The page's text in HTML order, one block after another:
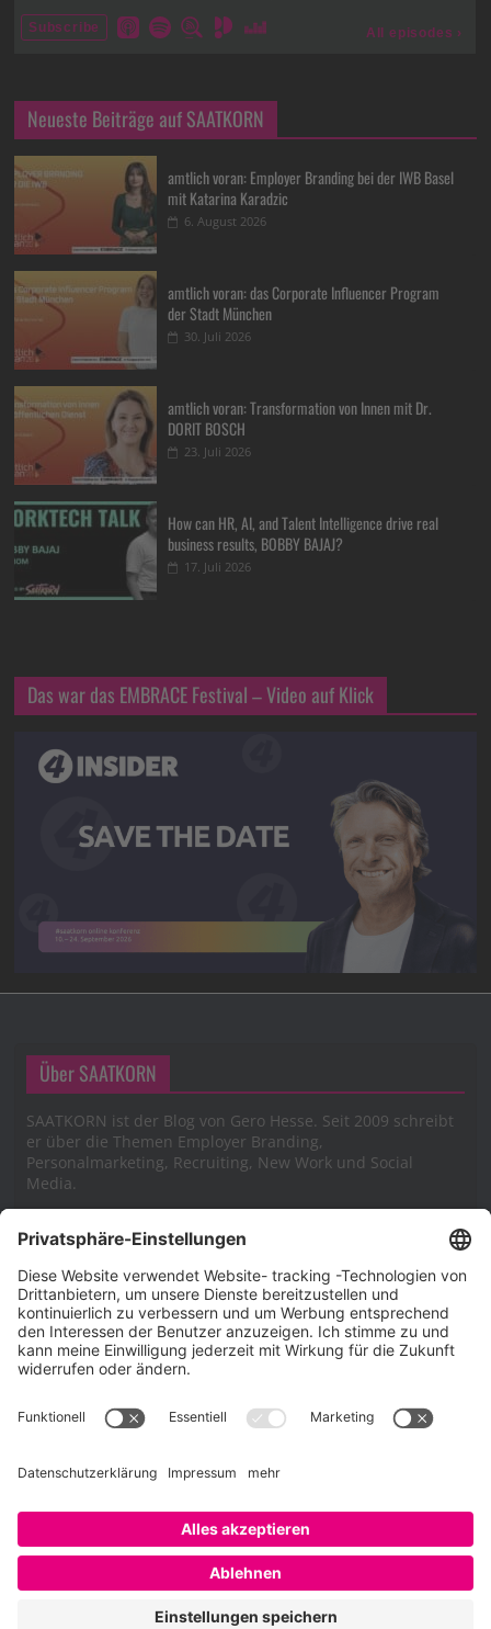
Neueste Beiträge auf SAATKORN
amtlich voran: Employer Branding bei der IWB Basel
mit Katarina Karadzic
6. August 2026
amtlich voran: das Corporate Influencer Program
der Stadt München
30. Juli 2026
amtlich voran: Transformation von Innen mit Dr.
DORIT BOSCH
23. Juli 2026
How can HR, AI, and Talent Intelligence drive real
business results, BOBBY BAJAJ?
17. Juli 2026
Das war das EMBRACE Festival – Video auf Klick
Über SAATKORN
SAATKORN ist der Blog von Gero Hesse. Seit 2009 schreibt
er über die Themen Employer Branding,
Personalmarketing, Recruiting, New Work und Social
Media.
Impressum
Impressum
Cookie-Richtlinie (EU)
Copyright © 2026SAATKORN